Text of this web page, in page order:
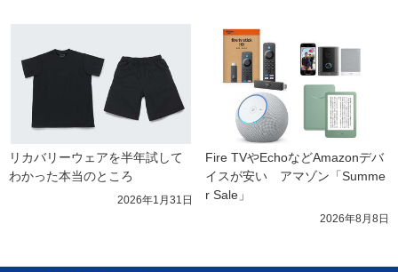
リカバリーウェアを半年試して
わかった本当のところ
2026年1月31日
Fire TVやEchoなどAmazonデバ
イスが安い　アマゾン「Summe
r Sale」
2026年8月8日